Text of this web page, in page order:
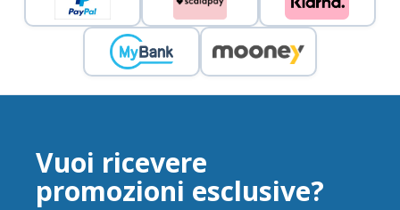
Vuoi ricevere
promozioni esclusive?